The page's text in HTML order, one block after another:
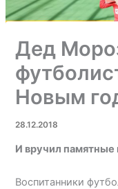
Дед
Новым
28.12.2018
И вручил памятные
Воспитанники